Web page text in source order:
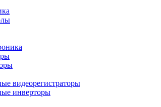
видеорегистраторы
инверторы